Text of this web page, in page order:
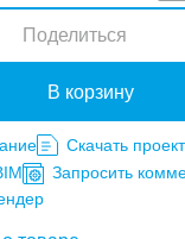
В корзину
Поделиться
Скачать
Запросить